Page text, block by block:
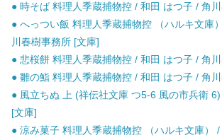
● 時そば 料理人季蔵捕物控 / 和田 はつ子 / 角
● へっつい飯 料理人季蔵捕物控 （ハルキ文庫
川春樹事務所 [文庫]
● 悲桜餅 料理人季蔵捕物控 / 和田 はつ子 / 角
● 雛の鮨 料理人季蔵捕物控 / 和田 はつ子 / 角
● 風立ちぬ 上 (祥伝社文庫 つ5-6 風の市兵衛
[文庫]
● 涼み菓子 料理人季蔵捕物控 （ハルキ文庫） /